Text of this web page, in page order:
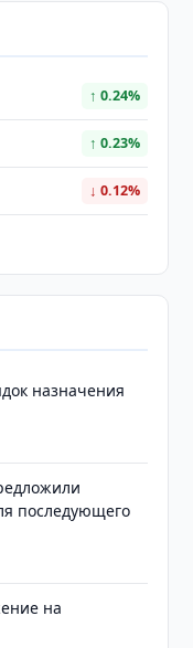
↑ 0.24%
↑ 0.23%
↓ 0.12%
назначения
последующего
на